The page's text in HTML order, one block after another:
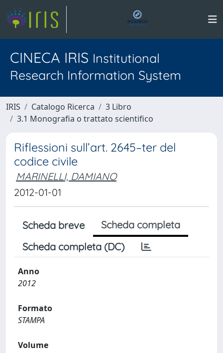
CINECA IRIS Institutional
Research Information System
IRIS Catalogo Ricerca
3 Libro
3.1 Monografia o trattato scientifico
Riflessioni sull’art. 2645–ter del
codice civile
MARINELLI, DAMIANO
2012-01-01
Scheda breve
Scheda completa
Scheda completa (DC)
Anno
2012
Formato
STAMPA
Volume